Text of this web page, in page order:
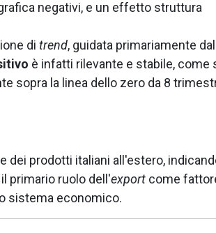
negativi, e un effetto struttura
di trend, guidata primariamente
è infatti rilevante e stabile, come
sopra la linea dello zero da 8
dei prodotti italiani all'estero,
primario ruolo dell'export come
sistema economico.